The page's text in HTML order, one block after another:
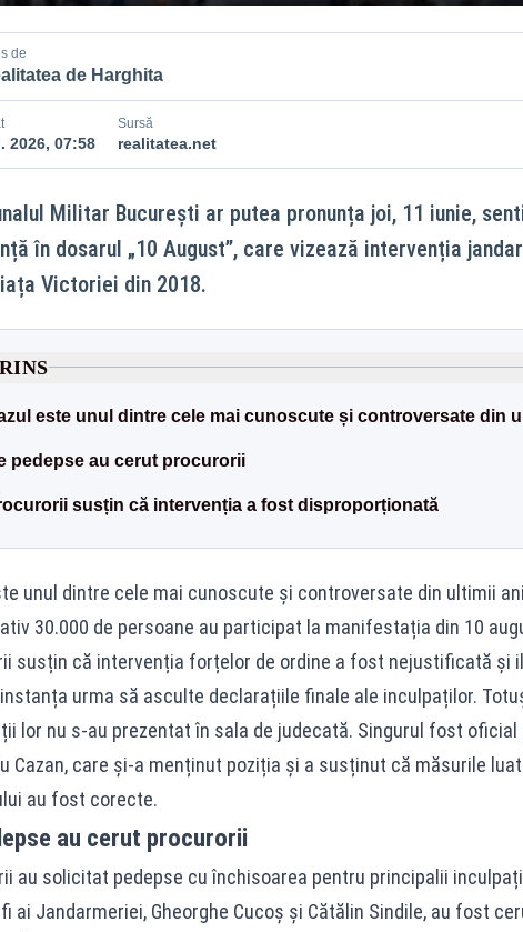
de
de Harghita
2026, 07:58
Sursă
realitatea.net
Militar București ar putea pronunța joi, 11 iunie,
în dosarul „10 August”, care vizează intervenția
Victoriei din 2018.
este unul dintre cele mai cunoscute și controversate din
pedepse au cerut procurorii
susțin că intervenția a fost disproporționată
unul dintre cele mai cunoscute și controversate din ultimii
30.000 de persoane au participat la manifestația din 10
susțin că intervenția forțelor de ordine a fost nejustificată și
urma să asculte declarațiile finale ale inculpaților.
lor nu s-au prezentat în sala de judecată. Singurul fost
Cazan, care și-a menținut poziția și a susținut că măsurile
au fost corecte.
au cerut procurorii
au solicitat pedepse cu închisoarea pentru principalii
ai Jandarmeriei, Gheorghe Cucoș și Cătălin Sindile, au fost